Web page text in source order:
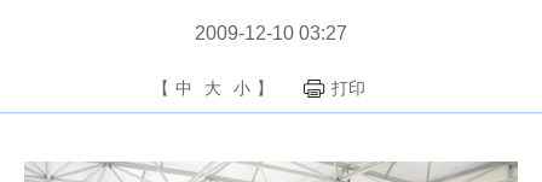
2009-12-10 03:27
【 中 大 小 】 打印